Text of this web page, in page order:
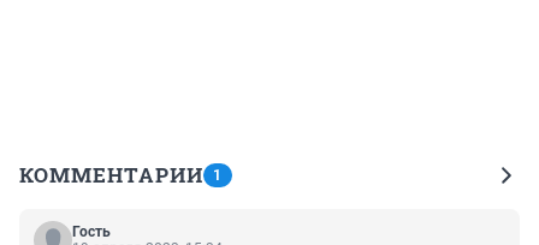
КОММЕНТАРИИ 1
Гость